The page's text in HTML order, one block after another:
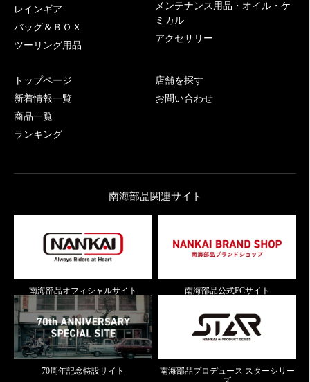
レインギア
バッグ＆ＢＯＸ
ツーリング用品
メンテナンス用品・オイル・ケ
ミカル
アクセサリー
トップページ
新着情報一覧
商品一覧
ランキング
店舗を探す
お問い合わせ
南海部品関連サイト
南海部品オフィシャルサイト 南海部品公式ECサイト
70周年記念特設サイト
南海部品プロデュース スターシリー